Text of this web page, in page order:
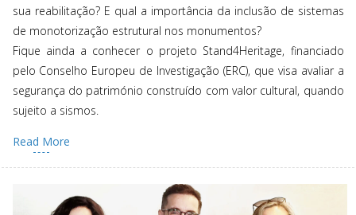
sua reabilitação? E qual a importância da inclusão de sistemas
de monotorização estrutural nos monumentos?
Fique ainda a conhecer o projeto Stand4Heritage, financiado
pelo Conselho Europeu de Investigação (ERC), que visa avaliar a
segurança do património construído com valor cultural, quando
sujeito a sismos.
Read More